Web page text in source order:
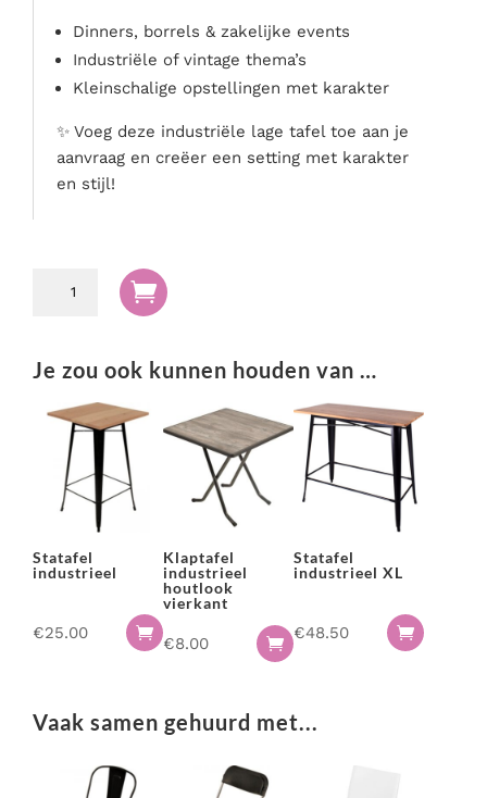
Dinners, borrels & zakelijke events
Industriële of vintage thema’s
Kleinschalige opstellingen met karakter
✨ Voeg deze industriële lage tafel toe aan je
aanvraag en creëer een setting met karakter
en stijl!
aantal

Je zou ook kunnen houden van …
Statafel
industrieel
€25.00 
Klaptafel
industrieel
houtlook
vierkant
€8.00 
Statafel
industrieel XL
€48.50 
Vaak samen gehuurd met...